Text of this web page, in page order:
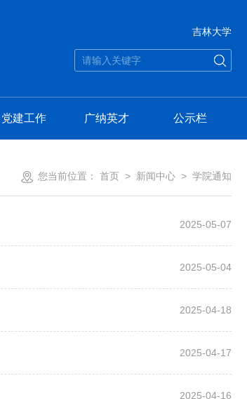
吉林大学
党建工作 广纳英才 公示栏
您当前位置： 首页 > 新闻中心 > 学院通知
2025-05-07
2025-05-04
2025-04-18
2025-04-17
2025-04-16